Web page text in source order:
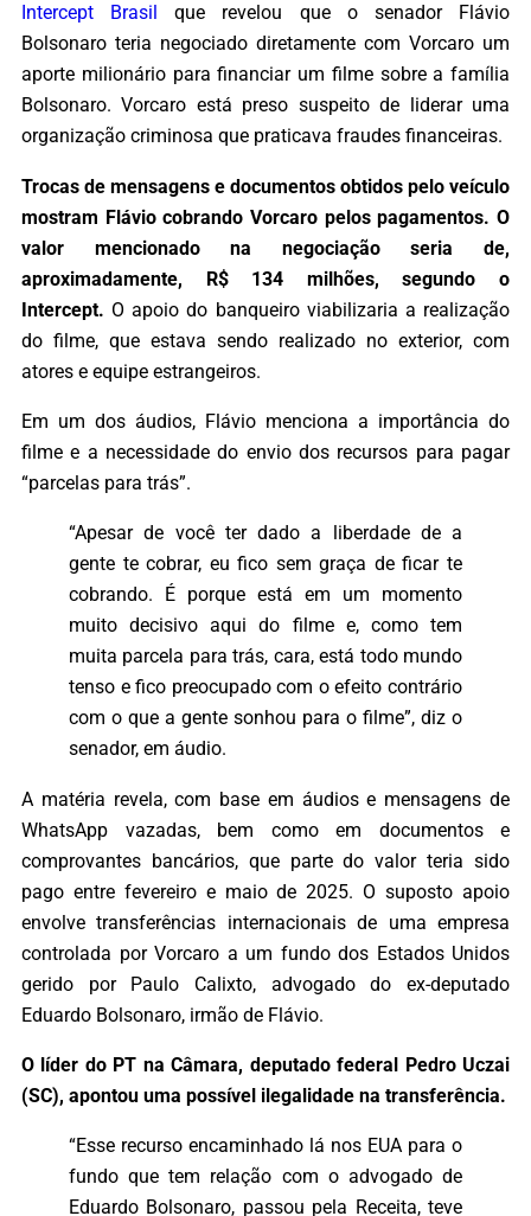
Intercept Brasil
que revelou que o senador Flávio
Bolsonaro teria negociado diretamente com Vorcaro um
aporte milionário para financiar um filme sobre a família
Bolsonaro. Vorcaro está preso suspeito de liderar uma
organização criminosa que praticava fraudes financeiras.
Trocas de mensagens e documentos obtidos pelo veículo
mostram Flávio cobrando Vorcaro pelos pagamentos. O
valor mencionado na negociação seria de,
aproximadamente, R$ 134 milhões, segundo o
Intercept. O apoio do banqueiro viabilizaria a realização
do filme, que estava sendo realizado no exterior, com
atores e equipe estrangeiros.
Em um dos áudios, Flávio menciona a importância do
filme e a necessidade do envio dos recursos para pagar
“parcelas para trás”.
“Apesar de você ter dado a liberdade de a
gente te cobrar, eu fico sem graça de ficar te
cobrando. É porque está em um momento
muito decisivo aqui do filme e, como tem
muita parcela para trás, cara, está todo mundo
tenso e fico preocupado com o efeito contrário
com o que a gente sonhou para o filme”, diz o
senador, em áudio.
A matéria revela, com base em áudios e mensagens de
WhatsApp vazadas, bem como em documentos e
comprovantes bancários, que parte do valor teria sido
pago entre fevereiro e maio de 2025. O suposto apoio
envolve transferências internacionais de uma empresa
controlada por Vorcaro a um fundo dos Estados Unidos
gerido por Paulo Calixto, advogado do ex-deputado
Eduardo Bolsonaro, irmão de Flávio.
O líder do PT na Câmara, deputado federal Pedro Uczai
(SC), apontou uma possível ilegalidade na transferência.
“Esse recurso encaminhado lá nos EUA para o
fundo que tem relação com o advogado de
Eduardo Bolsonaro, passou pela Receita, teve